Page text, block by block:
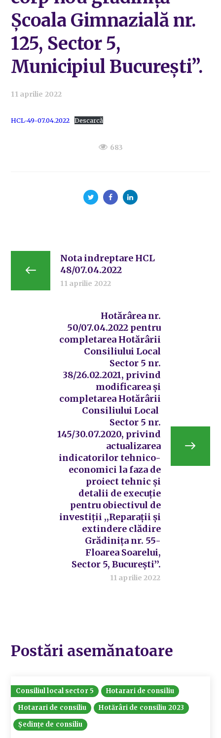
Școala Gimnazială nr.
125, Sector 5,
Municipiul București”.
11 aprilie 2022
HCL-49-07.04.2022 Descarcă
683
Nota indreptare HCL
48/07.04.2022
11 aprilie 2022
Hotărârea nr.
50/07.04.2022 pentru
completarea Hotărârii
Consiliului Local
Sector 5 nr.
38/26.02.2021, privind
modificarea și
completarea Hotărârii
Consiliului Local
Sector 5 nr.
145/30.07.2020, privind
actualizarea
indicatorilor tehnico-
economici la faza de
proiect tehnic și
detalii de execuție
pentru obiectivul de
investiții ,,Reparații și
extindere clădire
Grădinița nr. 55-
Floarea Soarelui,
Sector 5, București’’.
11 aprilie 2022
Postări asemănatoare
Consiliul local sector 5
Hotarari de consiliu
Hotarari de consiliu
Hotărâri de consiliu 2023
Ședințe de consiliu